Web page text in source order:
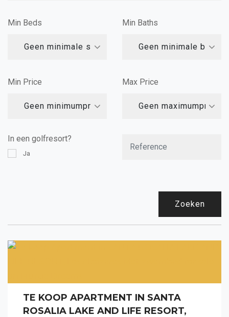
Min Beds
Geen minimale slaapkamers
Min Baths
Geen minimale
Min Price
Geen minimumprijs
Max Price
Geen maximumprijs
In een golfresort?
Ja
Zoeken
TE KOOP APARTMENT IN SANTA
ROSALIA LAKE AND LIFE RESORT,